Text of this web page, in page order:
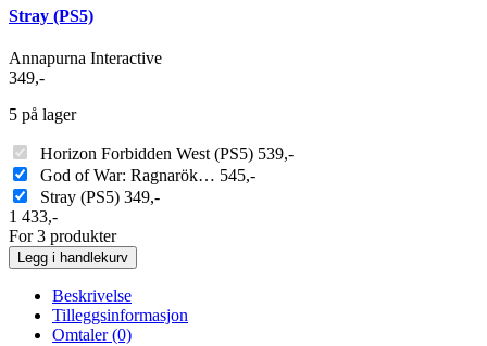
Stray (PS5)
Annapurna Interactive
349,-
5 på lager
Horizon Forbidden West (PS5) 539,-
God of War: Ragnarök… 545,-
Stray (PS5) 349,-
1 433,-
For 3 produkter
Legg i handlekurv
Beskrivelse
Tilleggsinformasjon
Omtaler (0)